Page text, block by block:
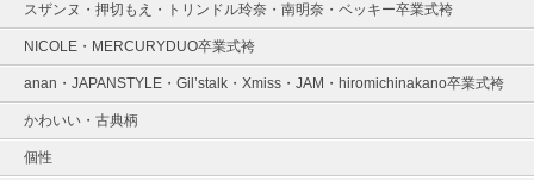
スザンヌ・押切もえ・トリンドル玲奈・南明奈・ベッキー卒業式袴
NICOLE・MERCURYDUO卒業式袴
anan・JAPANSTYLE・Gil’stalk・Xmiss・JAM・hiromichinakano卒業式袴
かわいい・古典柄
個性